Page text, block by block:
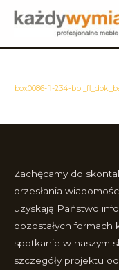
box0086-fl-234-
Zachęcamy do
przesłania
uzyskają Państwo
pozostałych formach
spotkanie w naszym
szczegóły projektu